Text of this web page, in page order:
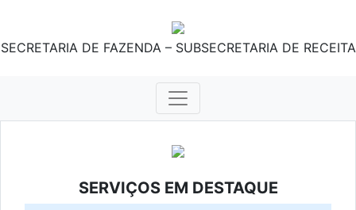
SECRETARIA DE FAZENDA – SUBSECRETARIA DE RECEITA
SERVIÇOS EM DESTAQUE